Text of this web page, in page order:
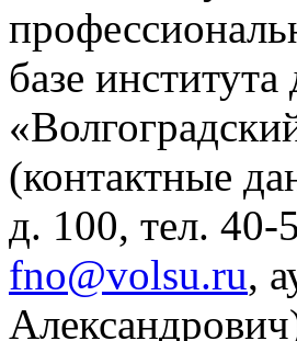
базе
(контактные
д. 100, тел.
fno@volsu.ru,